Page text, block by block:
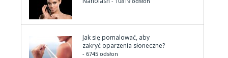
Jak się pomalować, aby
zakryć oparzenia słoneczne?
- 6745 odsłon